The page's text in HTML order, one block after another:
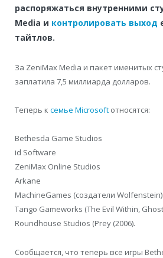
распоряжаться внутренними
Media и контролировать выход
тайтлов.
За ZeniMax Media и пакет именитых
заплатила 7,5 миллиарда долларов.
Теперь к семье Microsoft относятся:
Bethesda Game Studios
id Software
ZeniMax Online Studios
Arkane
MachineGames (создатели Wolfenstein)
Tango Gameworks (The Evil Within,
Roundhouse Studios (Prey (2006).
Сообщается, что теперь все игры